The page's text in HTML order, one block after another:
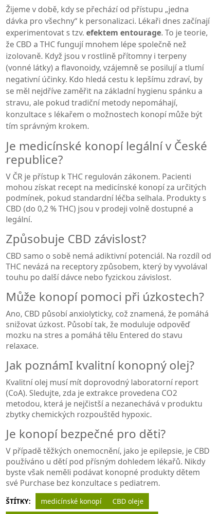
Žijeme v době, kdy se přechází od přístupu „jedna
dávka pro všechny“ k personalizaci. Lékaři dnes začínají
experimentovat s tzv. efektem entourage. To je teorie,
že CBD a THC fungují mnohem lépe společně než
izolovaně. Když jsou v rostlině přítomny i terpeny
(vonné látky) a flavonoidy, vzájemně se posilují a tlumí
negativní účinky. Kdo hledá cestu k lepšímu zdraví, by
se měl nejdříve zaměřit na základní hygienu spánku a
stravu, ale pokud tradiční metody nepomáhají,
konzultace s lékařem o možnostech konopí může být
tím správným krokem.
Je medicínské konopí legální v České
republice?
V ČR je přístup k THC regulován zákonem. Pacienti
mohou získat recept na medicínské konopí za určitých
podmínek, pokud standardní léčba selhala. Produkty s
CBD (do 0,2 % THC) jsou v prodeji volně dostupné a
legální.
Způsobuje CBD závislost?
CBD samo o sobě nemá adiktivní potenciál. Na rozdíl od
THC nevázá na receptory způsobem, který by vyvolával
touhu po další dávce nebo fyzickou závislost.
Může konopí pomoci při úzkostech?
Ano, CBD působí anxiolyticky, což znamená, že pomáhá
snižovat úzkost. Působí tak, že moduluje odpověď
mozku na stres a pomáhá tělu Entered do stavu
relaxace.
Jak poznámI kvalitní konopný olej?
Kvalitní olej musí mít doprovodný laboratorní report
(CoA). Sledujte, zda je extrakce provedena CO2
metodou, která je nejčistší a nezanechává v produktu
zbytky chemických rozpouštěd hypoxic.
Je konopí bezpečné pro děti?
V případě těžkých onemocnění, jako je epilepsie, je CBD
používáno u dětí pod přísným dohledem lékařů. Nikdy
byste však neměli podávat konopné produkty dětem
své Purchase bez konzultace s pediatrem.
ŠTÍTKY: medicínské konopí
CBD oleje